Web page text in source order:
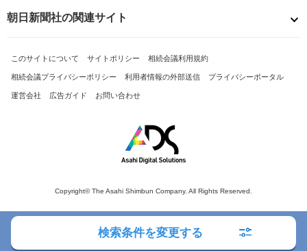
検索条件を変更する
朝日新聞社の関連サイト
このサイトについて サイトポリシー 相続会議利用規約
相続会議プライバシーポリシー 利用者情報の外部送信 プライバシーポータル
運営会社 広告ガイド お問い合わせ
Copyright© The Asahi Shimbun Company. All Rights Reserved.